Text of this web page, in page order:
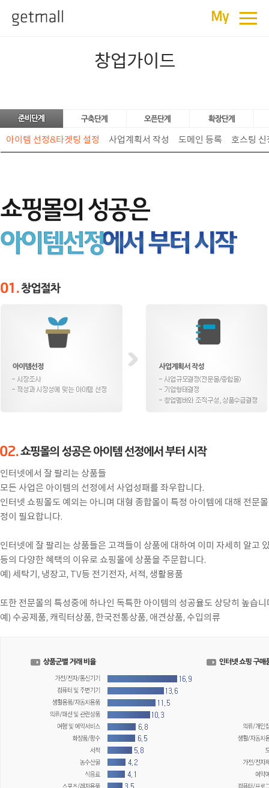
My ≡
창업가이드
아이템 선정&타겟팅 설정 사업계획서 작성 도메인 등록 호스팅
인터넷에서 잘 팔리는 상품들
모든 사업은 아이템의 선정에서 사업성패를 좌우합니다.
인터넷 쇼핑몰도 예외는 아니며 대형 종합몰이 특정 아이템에 대해 전문
정이 필요합니다.
인터넷에 잘 팔리는 상품들은 고객들이 상품에 대하여 이미 자세히 알고
등의 다양한 혜택의 이유로 쇼핑몰에 상품을 주문합니다.
예) 세탁기, 냉장고, TV등 전기전자, 서적, 생활용품
또한 전문몰의 특성중에 하나인 독특한 아이템의 성공율도 상당히 높습니
예) 수공제품, 캐릭터상품, 한국전통상품, 애견상품, 수입의류